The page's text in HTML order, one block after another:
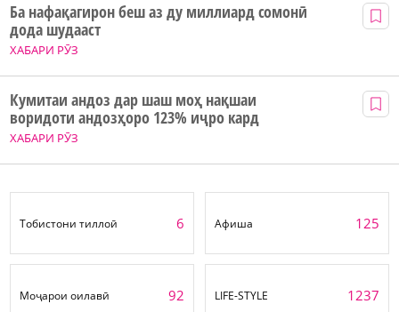
ХАБАРИ РӮЗ
Ба нафақагирон беш аз ду миллиард сомонӣ
дода шудааст
ХАБАРИ РӮЗ
Кумитаи андоз дар шаш моҳ нақшаи
воридоти андозҳоро 123% иҷро кард
Тобистони тиллоӣ 6 Афиша 125
Моҷарои оилавӣ 92 LIFE-STYLE 1237